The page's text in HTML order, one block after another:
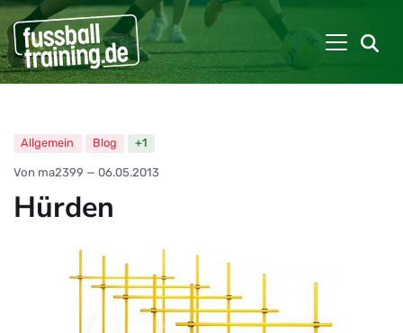
Allgemein Blog +1
Von ma2399 — 06.05.2013
Hürden